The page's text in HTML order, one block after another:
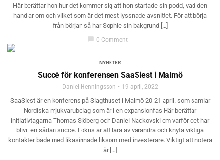
Här berättar hon hur det kommer sig att hon startade sin podd, vad den
handlar om och vilket som är det mest lyssnade avsnittet. För att börja
från början så har Sophie sin bakgrund […]
0 Comment
NYHETER
Succé för konferensen SaaSiest i Malmö
Daniel Henningsson 19 april, 2022
SaaSiest är en konferens på Slagthuset i Malmö 20-21 april. som samlar
Nordiska mjukvarubolag som är i en expansionfas Här berättar
initiativtagarna Thomas Sjöberg och Daniel Nackovski om varför det har
blivit en sådan succé. Fokus är att lära av varandra och knyta viktiga
kontakter både med likasinnade liksom med investerare. Viktigt att notera
är […]